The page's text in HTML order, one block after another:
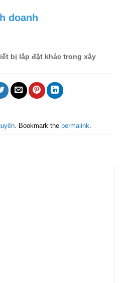
doanh
bị lắp đặt khác trong xây
. Bookmark the permalink